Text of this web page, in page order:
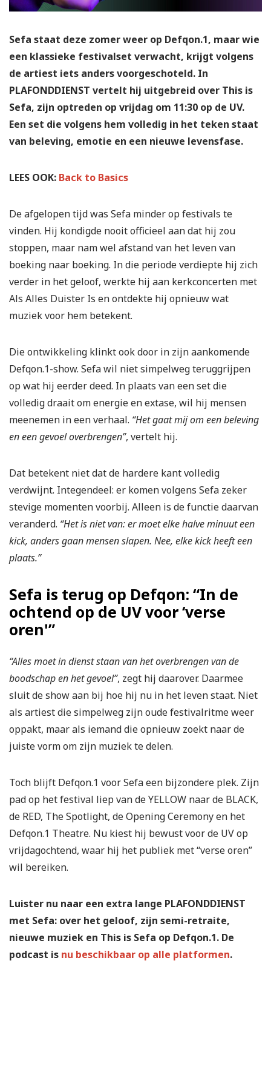
Sefa staat deze zomer weer op Defqon.1, maar wie
een klassieke festivalset verwacht, krijgt volgens
de artiest iets anders voorgeschoteld. In
PLAFONDDIENST vertelt hij uitgebreid over This is
Sefa, zijn optreden op vrijdag om 11:30 op de UV.
Een set die volgens hem volledig in het teken staat
van beleving, emotie en een nieuwe levensfase.
LEES OOK: Back to Basics
De afgelopen tijd was Sefa minder op festivals te
vinden. Hij kondigde nooit officieel aan dat hij zou
stoppen, maar nam wel afstand van het leven van
boeking naar boeking. In die periode verdiepte hij zich
verder in het geloof, werkte hij aan kerkconcerten met
Als Alles Duister Is en ontdekte hij opnieuw wat
muziek voor hem betekent.
Die ontwikkeling klinkt ook door in zijn aankomende
Defqon.1-show. Sefa wil niet simpelweg teruggrijpen
op wat hij eerder deed. In plaats van een set die
volledig draait om energie en extase, wil hij mensen
meenemen in een verhaal. “Het gaat mij om een beleving
en een gevoel overbrengen”, vertelt hij.
Dat betekent niet dat de hardere kant volledig
verdwijnt. Integendeel: er komen volgens Sefa zeker
stevige momenten voorbij. Alleen is de functie daarvan
veranderd. “Het is niet van: er moet elke halve minuut een
kick, anders gaan mensen slapen. Nee, elke kick heeft een
plaats.”
Sefa is terug op Defqon: “In de
ochtend op de UV voor ‘verse
oren'”
“Alles moet in dienst staan van het overbrengen van de
boodschap en het gevoel”, zegt hij daarover. Daarmee
sluit de show aan bij hoe hij nu in het leven staat. Niet
als artiest die simpelweg zijn oude festivalritme weer
oppakt, maar als iemand die opnieuw zoekt naar de
juiste vorm om zijn muziek te delen.
Toch blijft Defqon.1 voor Sefa een bijzondere plek. Zijn
pad op het festival liep van de YELLOW naar de BLACK,
de RED, The Spotlight, de Opening Ceremony en het
Defqon.1 Theatre. Nu kiest hij bewust voor de UV op
vrijdagochtend, waar hij het publiek met “verse oren”
wil bereiken.
Luister nu naar een extra lange PLAFONDDIENST
met Sefa: over het geloof, zijn semi-retraite,
nieuwe muziek en This is Sefa op Defqon.1. De
podcast is nu beschikbaar op alle platformen.